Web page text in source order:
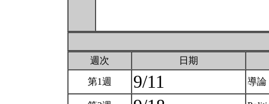
週次 日期
第1週 9/11 導論